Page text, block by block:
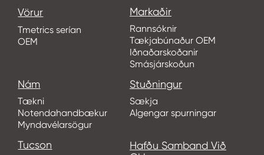
Vörur
Tmetrics serían
OEM
Markaðir
Rannsóknir
Tækjabúnaður OEM
Iðnaðarskoðanir
Smásjárskoðun
Nám
Tækni
Notendahandbækur
Myndavélarsögur
Stuðningur
Sækja
Algengar spurningar
Tucson
Hafðu Samband Við